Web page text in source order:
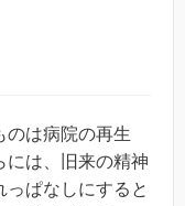
のは病院の再生
には、旧来の精神
ぱなしにすると